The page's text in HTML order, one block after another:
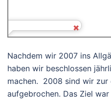
Nachdem wir 2007 ins
haben wir beschlossen
machen. 2008 sind wir zur
aufgebrochen. Das Ziel